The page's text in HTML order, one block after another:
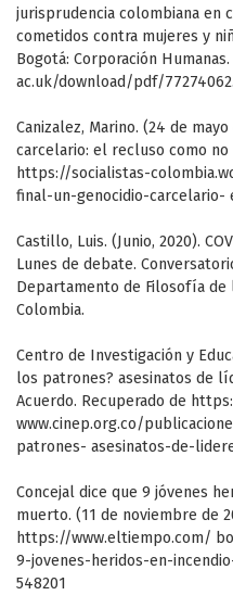
jurisprudencia colombiana en
cometidos contra mujeres y
Bogotá: Corporación
ac.uk/download/pdf/
Canizalez, Marino. (24 de
carcelario: el recluso como
https://socialistas-
final-un-genocidio-
Castillo, Luis. (Junio, 2020).
Lunes de debate.
Departamento de Filosofía de
Colombia.
Centro de Investigación y
los patrones? asesinatos de
Acuerdo. Recuperado de
www.cinep.org.co/
patrones- asesinatos-de-
Concejal dice que 9 jóvenes
muerto. (11 de noviembre de
https://www.eltiempo.com/
9-jovenes-heridos-en-
548201